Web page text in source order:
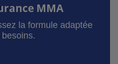
MMA
la formule adaptée